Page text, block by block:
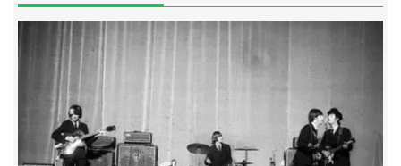
SPOLUPRÁCE NA JINÝCH PROJEKTECH
JMENNÝ SLOVNÍK